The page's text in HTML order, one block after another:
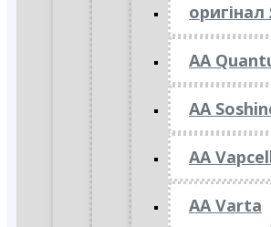
оригінал
AA
AA
AA
AA Varta